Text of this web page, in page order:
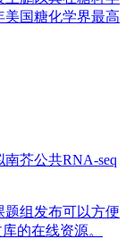
美国糖化学界最高
芥公共RNA-seq
组发布可以方便
的在线资源。